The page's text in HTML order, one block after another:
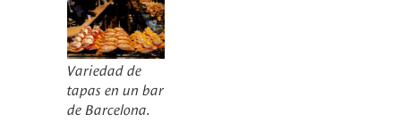
Variedad de
tapas en un bar
de Barcelona.